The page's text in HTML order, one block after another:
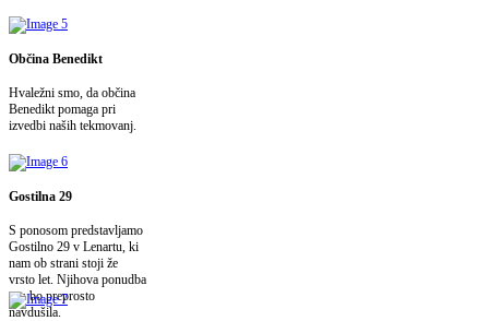
Občina Benedikt
Hvaležni smo, da občina
Benedikt pomaga pri
izvedbi naših tekmovanj.
Gostilna 29
S ponosom predstavljamo
Gostilno 29 v Lenartu, ki
nam ob strani stoji že
vrsto let. Njihova ponudba
vas bo preprosto
navdušila.